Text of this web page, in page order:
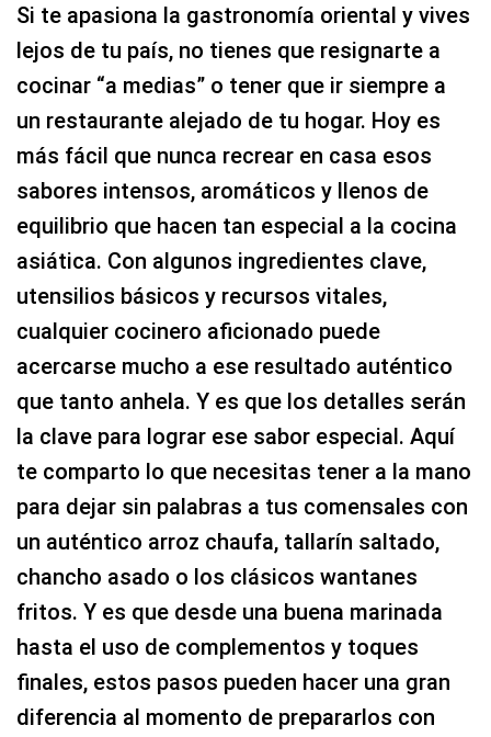
Si te apasiona la gastronomía oriental y vives
lejos de tu país, no tienes que resignarte a
cocinar “a medias” o tener que ir siempre a
un restaurante alejado de tu hogar. Hoy es
más fácil que nunca recrear en casa esos
sabores intensos, aromáticos y llenos de
equilibrio que hacen tan especial a la cocina
asiática. Con algunos ingredientes clave,
utensilios básicos y recursos vitales,
cualquier cocinero aficionado puede
acercarse mucho a ese resultado auténtico
que tanto anhela. Y es que los detalles serán
la clave para lograr ese sabor especial. Aquí
te comparto lo que necesitas tener a la mano
para dejar sin palabras a tus comensales con
un auténtico arroz chaufa, tallarín saltado,
chancho asado o los clásicos wantanes
fritos. Y es que desde una buena marinada
hasta el uso de complementos y toques
finales, estos pasos pueden hacer una gran
diferencia al momento de prepararlos con